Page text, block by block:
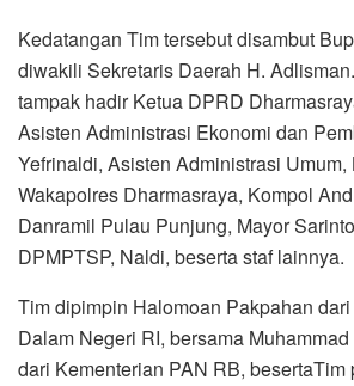
Kedatangan Tim tersebut disambut
diwakili Sekretaris Daerah H.
tampak hadir Ketua DPRD
Asisten Administrasi Ekonomi dan
Yefrinaldi, Asisten Administrasi Umum,
Wakapolres Dharmasraya, Kompol
Danramil Pulau Punjung, Mayor
DPMPTSP, Naldi, beserta staf lainnya.
Tim dipimpin Halomoan Pakpahan
Dalam Negeri RI, bersama
dari Kementerian PAN RB, besertaTim